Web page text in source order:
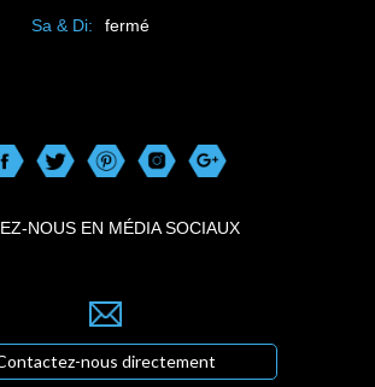
Sa & Di:
fermé
NOUS EN MÉDIA SOCIAUX
nous directement